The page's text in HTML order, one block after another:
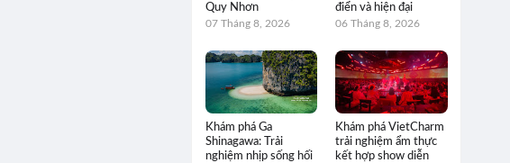
Quy Nhơn
07 Tháng 8, 2026
điển và hiện đại
06 Tháng 8, 2026
Khám phá Ga
Shinagawa: Trải
nghiệm nhịp sống hối
Khám phá VietCharm
trải nghiệm ẩm thực
kết hợp show diễn